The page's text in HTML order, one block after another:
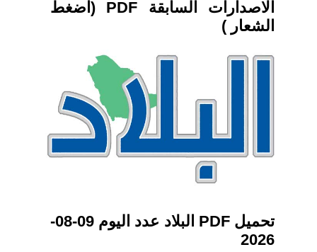
الاصدارات السابقة PDF (اضغط
الشعار )
تحميل PDF البلاد عدد اليوم 09-08-
2026